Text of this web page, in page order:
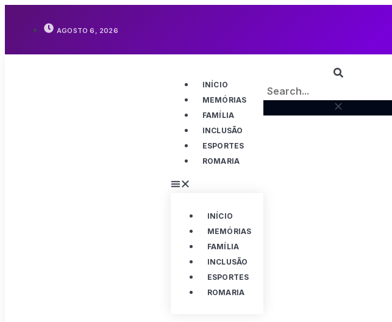
AGOSTO 6, 2026
INÍCIO
MEMÓRIAS
FAMÍLIA
INCLUSÃO
ESPORTES
ROMARIA
INÍCIO
MEMÓRIAS
FAMÍLIA
INCLUSÃO
ESPORTES
ROMARIA